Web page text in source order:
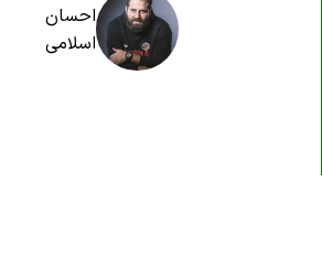
احسان
اسلامی